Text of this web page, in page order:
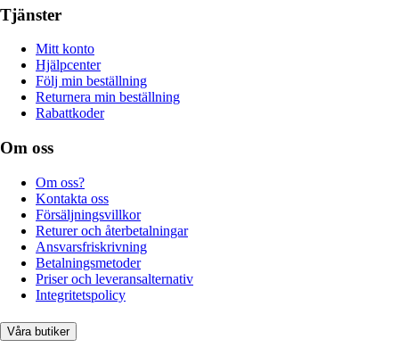
Tjänster
Mitt konto
Hjälpcenter
Följ min beställning
Returnera min beställning
Rabattkoder
Om oss
Om oss?
Kontakta oss
Försäljningsvillkor
Returer och återbetalningar
Ansvarsfriskrivning
Betalningsmetoder
Priser och leveransalternativ
Integritetspolicy
Våra butiker